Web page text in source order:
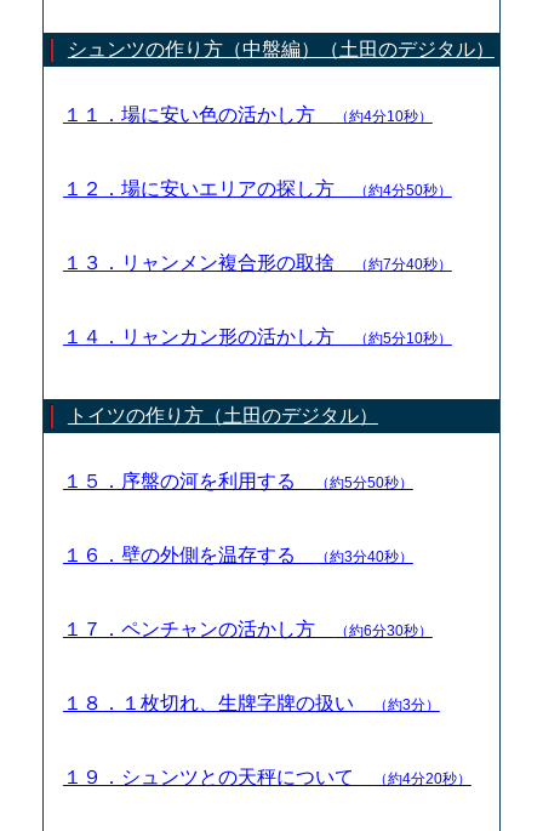
シュンツの作り方（中盤編）（土田のデジタル）
１１．場に安い色の活かし方 （約4分10秒）
１２．場に安いエリアの探し方 （約4分50秒）
１３．リャンメン複合形の取捨 （約7分40秒）
１４．リャンカン形の活かし方 （約5分10秒）
トイツの作り方（土田のデジタル）
１５．序盤の河を利用する （約5分50秒）
１６．壁の外側を温存する （約3分40秒）
１７．ペンチャンの活かし方 （約6分30秒）
１８．１枚切れ、生牌字牌の扱い （約3分）
１９．シュンツとの天秤について （約4分20秒）